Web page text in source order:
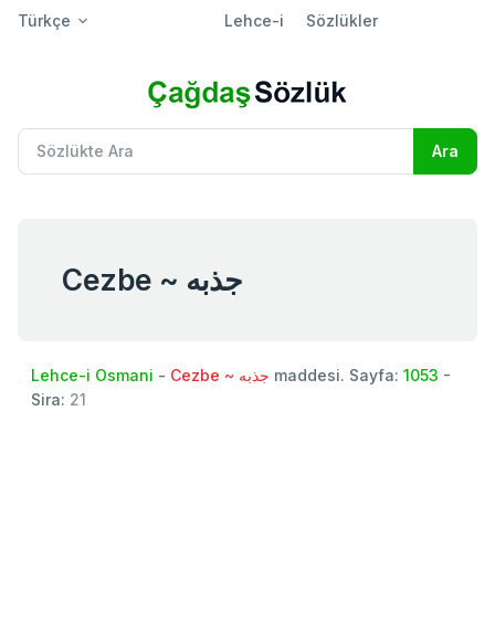
Türkçe Lehce-i Sözlükler
Cezbe ~ جذبه
Lehce-i Osmani - Cezbe ~ جذبه maddesi. Sayfa: 1053 -
Sira: 21